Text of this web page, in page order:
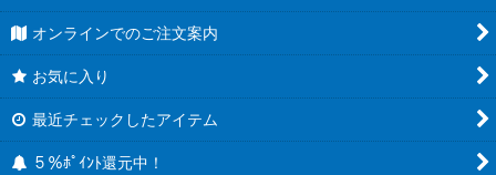
オンラインでのご注文案内
お気に入り
最近チェックしたアイテム
５％ﾎﾟｲﾝﾄ還元中！